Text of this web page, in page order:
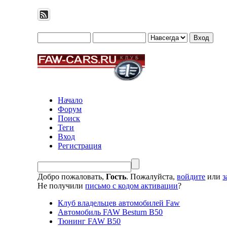
Начало
Форум
Поиск
Теги
Вход
Регистрация
Добро пожаловать,Гость. Пожалуйста,войдите или
Не получилиписьмо с кодом активации?
Клуб владельцев автомобилей Faw
Автомобиль FAW Besturn B50
Тюнинг FAW B50